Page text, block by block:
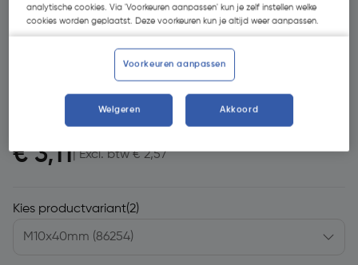
- 35 %
€ 3,11| Excl. btw € 2,57
Kies productvariant(2)
analytische cookies. Via 'Voorkeuren aanpassen' kun je zelf instellen welke
cookies worden geplaatst. Deze voorkeuren kun je altijd weer aanpassen.
Voorkeuren aanpassen
Weigeren Akkoord